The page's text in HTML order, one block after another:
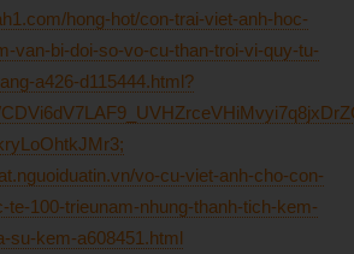
hong-hot/con-trai-viet-anh-hoc-
van-bi-doi-so-vo-cu-than-troi-vi-quy-tu-
a426-d115444.html?
vo-cu-viet-anh-cho-con-
te-100-trieunam-nhung-thanh-tich-kem-
su-kem-a608451.html